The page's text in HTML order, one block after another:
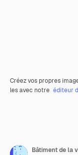
Créez vos propres
les avec notre éditeur
Bâtiment de la